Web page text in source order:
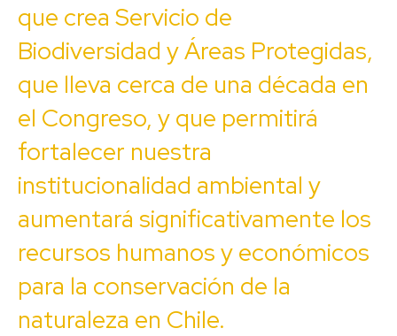
que crea Servicio de
Biodiversidad y Áreas Protegidas,
que lleva cerca de una década en
el Congreso, y que permitirá
fortalecer nuestra
institucionalidad ambiental y
aumentará significativamente los
recursos humanos y económicos
para la conservación de la
naturaleza en Chile.